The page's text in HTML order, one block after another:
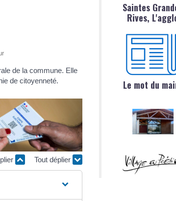
de la commune. Elle
de citoyenneté.
Tout déplier
Saintes
Rives,
Le mot du